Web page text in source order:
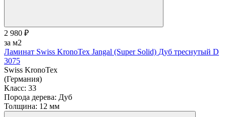
2 980 ₽
за м2
Ламинат Swiss KronoTex Jangal (Super Solid) Дуб треснутый D
3075
Swiss KronoTex
(Германия)
Класс: 33
Порода дерева: Дуб
Толщина: 12 мм